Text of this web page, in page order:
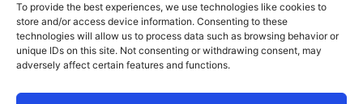
To provide the best experiences, we use technologies like cookies to
store and/or access device information. Consenting to these
technologies will allow us to process data such as browsing behavior or
unique IDs on this site. Not consenting or withdrawing consent, may
adversely affect certain features and functions.
Algemene voorwaarden
Cookie beleid